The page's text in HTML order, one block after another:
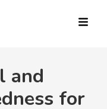
and
for